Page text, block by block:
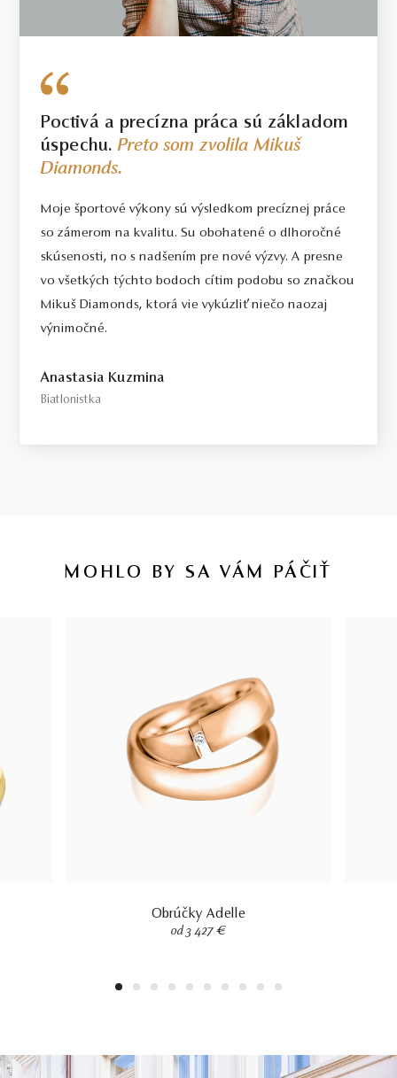
Poctivá a precízna práca sú základom
úspechu.Preto som zvolila Mikuš
Diamonds.
Moje športové výkony sú výsledkom precíznej práce
so zámerom na kvalitu. Su obohatené o dlhoročné
skúsenosti, no s nadšením pre nové výzvy. A presne
vo všetkých týchto bodoch cítim podobu so značkou
Mikuš Diamonds, ktorá vie vykúzliť niečo naozaj
výnimočné.
Anastasia Kuzmina
Biatlonistka
MOHLO BY SA VÁM PÁČIŤ
Obrúčky Adelle
od 3 427 €
1 2 3 4 5 6 7 8 9 10